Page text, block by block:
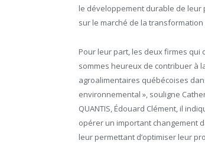
le développement durable de leur
sur le marché de la transformation
Pour leur part, les deux firmes qui
sommes heureux de contribuer à
agroalimentaires québécoises
environnemental », souligne
QUANTIS, Édouard Clément, il
opérer un important changement
leur permettant d’optimiser leur